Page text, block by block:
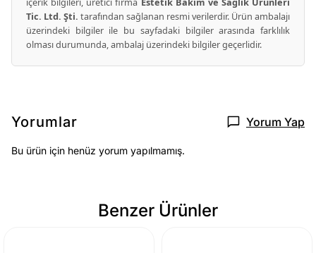
Tic. Ltd. Şti. tarafından sağlanan resmi verilerdir. Ürün ambalajı
üzerindeki bilgiler ile bu sayfadaki bilgiler arasında farklılık
olması durumunda, ambalaj üzerindeki bilgiler geçerlidir.
Yorumlar Yorum Yap
Bu ürün için henüz yorum yapılmamış.
Benzer Ürünler